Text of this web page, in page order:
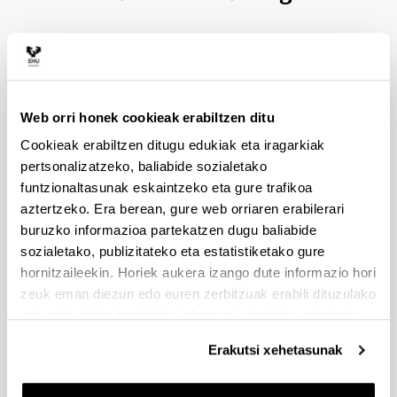
Web orri honek cookieak erabiltzen ditu
Cookieak erabiltzen ditugu edukiak eta iragarkiak
pertsonalizatzeko, baliabide sozialetako
funtzionaltasunak eskaintzeko eta gure trafikoa
aztertzeko. Era berean, gure web orriaren erabilerari
buruzko informazioa partekatzen dugu baliabide
sozialetako, publizitateko eta estatistiketako gure
hornitzaileekin. Horiek aukera izango dute informazio hori
zeuk eman diezun edo euren zerbitzuak erabili dituzulako
Erakutsi xehetasunak
Enpresa zuzendaritza, Ezagutza eta Berrikuntzako
doktorego programaren helburua da ikasleei
prestakuntza ematea ikerketa egiteko enpresa
zuzendaritzan, erakundeei buruzko ezagutzan eta
enpresaren berrikuntzaren kudeaketan.
programa bakarra da UPV/EHUn. Hona hemen